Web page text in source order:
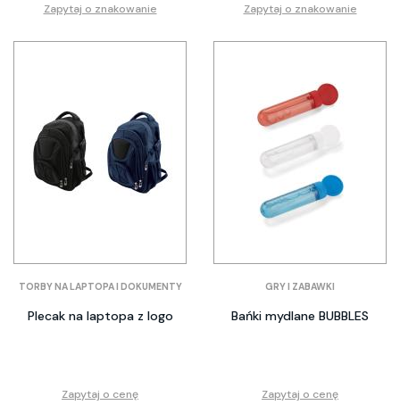
Zapytaj o znakowanie
Zapytaj o znakowanie
TORBY NA LAPTOPA I DOKUMENTY
Plecak na laptopa z logo
Zapytaj o cenę
GRY I ZABAWKI
Bańki mydlane BUBBLES
Zapytaj o cenę